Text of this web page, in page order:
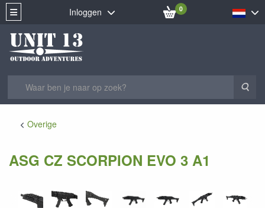
Inloggen 0
Overige
ASG CZ SCORPION EVO 3 A1